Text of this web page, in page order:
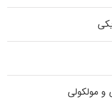
مولکولی